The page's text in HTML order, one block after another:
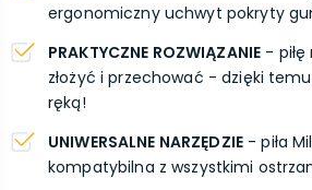
ergonomiczny uchwyt pokryty
PRAKTYCZNE ROZWIĄZANIE -
złożyć i przechować - dzięki
ręką!
UNIWERSALNE NARZĘDZIE- piła
kompatybilna z wszystkimi